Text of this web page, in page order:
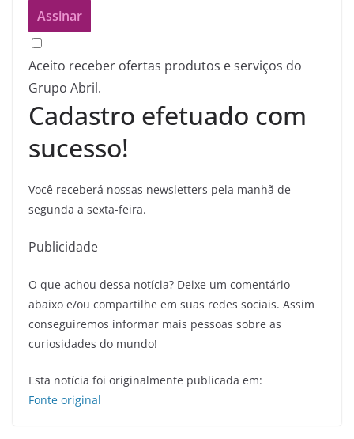
Aceito receber ofertas produtos e serviços do
Grupo Abril.
Cadastro efetuado com
sucesso!
Você receberá nossas newsletters pela manhã de
segunda a sexta-feira.
Publicidade
O que achou dessa notícia? Deixe um comentário
abaixo e/ou compartilhe em suas redes sociais. Assim
conseguiremos informar mais pessoas sobre as
curiosidades do mundo!
Esta notícia foi originalmente publicada em:
Fonte original